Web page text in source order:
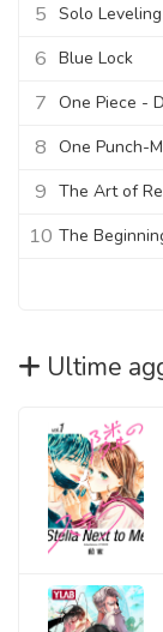
5 Solo Leveling
6 Blue Lock
7 One Piece -
8 One Punch-
9 The Art of
10 The
Ultime